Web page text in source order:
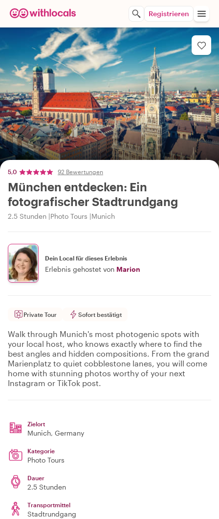
Registrieren
5,0 92 Bewertungen
München entdecken: Ein
fotografischer Stadtrundgang
2.5 Stunden Photo Tours Munich
Dein Local für dieses Erlebnis
Erlebnis gehostet von Marion
Private Tour Sofort bestätigt
Walk through Munich's most photogenic spots with
your local host, who knows exactly where to find the
best angles and hidden compositions. From the grand
Marienplatz to quiet cobblestone lanes, you will come
home with stunning photos worthy of your next
Instagram or TikTok post.
Zielort
Munich, Germany
Kategorie
Photo Tours
Dauer
2.5 Stunden
Transportmittel
Stadtrundgang